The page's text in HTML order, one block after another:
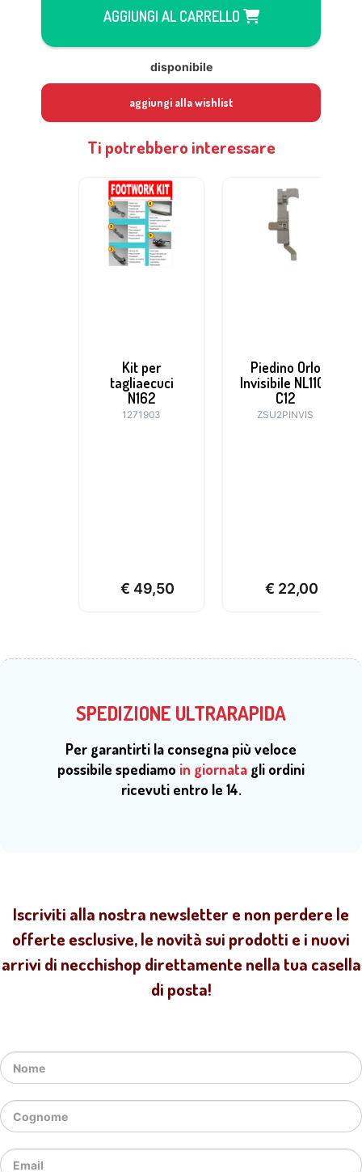
AGGIUNGI AL CARRELLO
disponibile
aggiungi alla wishlist
Ti potrebbero interessare
Kit per
tagliaecuci
N162
1271903
€ 49,50
Piedino Orlo
Invisibile NL11C-
C12
ZSU2PINVIS
€ 22,00
SPEDIZIONE ULTRARAPIDA
Per garantirti la consegna più veloce
possibile spediamo in giornata gli ordini
ricevuti entro le 14.
Iscriviti alla nostra newsletter e non perdere le
offerte esclusive, le novità sui prodotti e i nuovi
arrivi di necchishop direttamente nella tua casella
di posta!